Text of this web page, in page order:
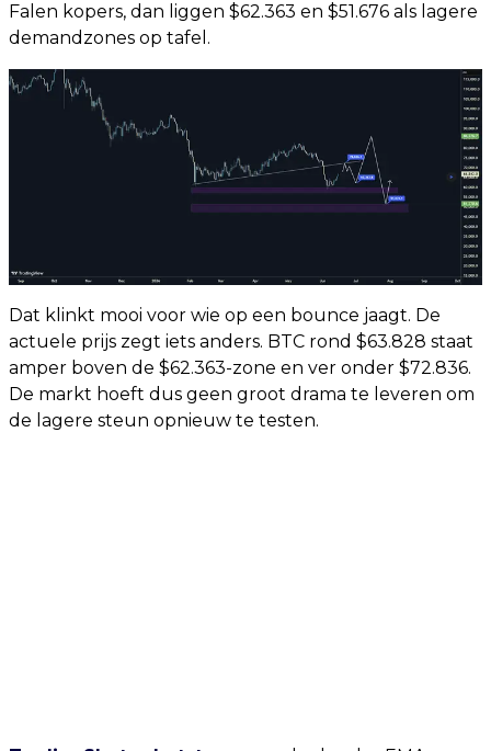
Falen kopers, dan liggen $62.363 en $51.676 als lagere
demandzones op tafel.
Dat klinkt mooi voor wie op een bounce jaagt. De
actuele prijs zegt iets anders. BTC rond $63.828 staat
amper boven de $62.363-zone en ver onder $72.836.
De markt hoeft dus geen groot drama te leveren om
de lagere steun opnieuw te testen.